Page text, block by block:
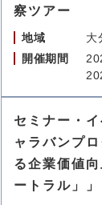
察ツアー
地域
大
開催期間
セミナー・
ャラバンプ
る企業価値
ートラル」」